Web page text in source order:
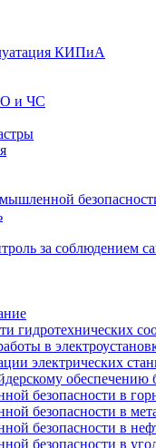
КИПиА
и ЧС
за соблюдением
гидротехнических
в
электрических
обеспечению
безопасности в
безопасности в
безопасности в
безопасности в